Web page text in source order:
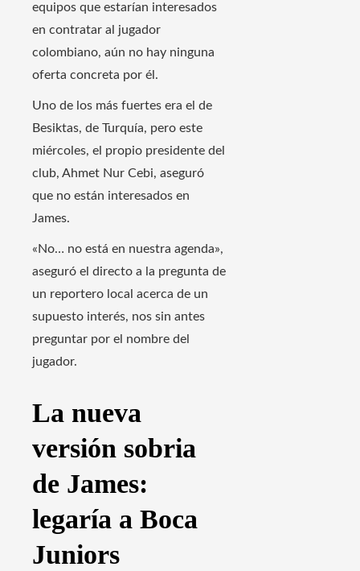
equipos que estarían interesados ​​​​
en contratar al jugador
colombiano, aún no hay ninguna
oferta concreta por él.
Uno de los más fuertes era el de
Besiktas, de Turquía, pero este
miércoles, el propio presidente del
club, Ahmet Nur Cebi, aseguró
que no están interesados ​​en
James.
«No… no está en nuestra agenda»,
aseguró el directo a la pregunta de
un reportero local acerca de un
supuesto interés, nos sin antes
preguntar por el nombre del
jugador.
La nueva
versión sobria
de James:
legaría a Boca
Juniors